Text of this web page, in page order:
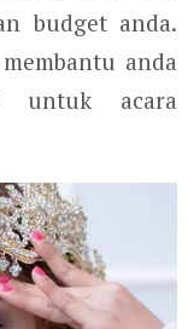
budget anda.
anda
untuk acara